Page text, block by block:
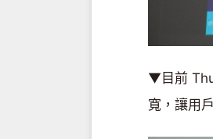
▼目前
寬，讓用